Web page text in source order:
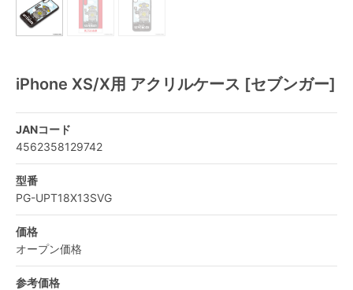
iPhone XS/X用 アクリルケース [セブンガー]
JANコード
4562358129742
型番
PG-UPT18X13SVG
価格
オープン価格
参考価格